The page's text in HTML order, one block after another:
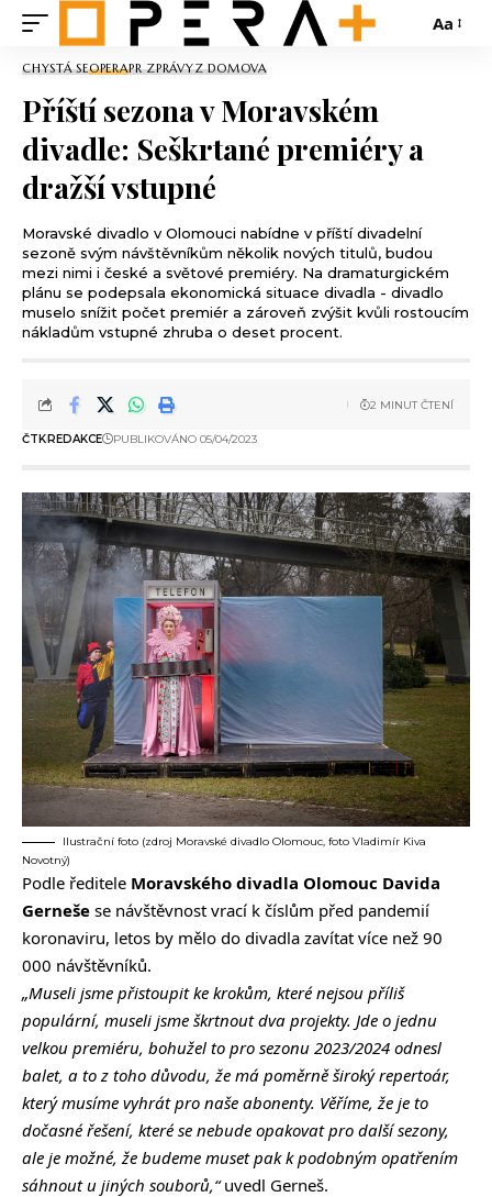
Aa
CHYSTÁ SEOPERAPR ZPRÁVYZ DOMOVA
Příští sezona v Moravském
divadle: Seškrtané premiéry a
dražší vstupné
Moravské divadlo v Olomouci nabídne v příští divadelní
sezoně svým návštěvníkům několik nových titulů, budou
mezi nimi i české a světové premiéry. Na dramaturgickém
plánu se podepsala ekonomická situace divadla - divadlo
muselo snížit počet premiér a zároveň zvýšit kvůli rostoucím
nákladům vstupné zhruba o deset procent.
ČTKREDAKCE PUBLIKOVÁNO 05/04/2023
2 MINUT ČTENÍ
Ilustrační foto (zdroj Moravské divadlo Olomouc, foto Vladimír Kiva
Novotný)
Podle ředitele Moravského divadla Olomouc Davida
Gerneše se návštěvnost vrací k číslům před pandemií
koronaviru, letos by mělo do divadla zavítat více než 90
000 návštěvníků.
„Museli jsme přistoupit ke krokům, které nejsou příliš
populární, museli jsme škrtnout dva projekty. Jde o jednu
velkou premiéru, bohužel to pro sezonu 2023/2024 odnesl
balet, a to z toho důvodu, že má poměrně široký repertoár,
který musíme vyhrát pro naše abonenty. Věříme, že je to
dočasné řešení, které se nebude opakovat pro další sezony,
ale je možné, že budeme muset pak k podobným opatřením
sáhnout u jiných souborů,“uvedl Gerneš.